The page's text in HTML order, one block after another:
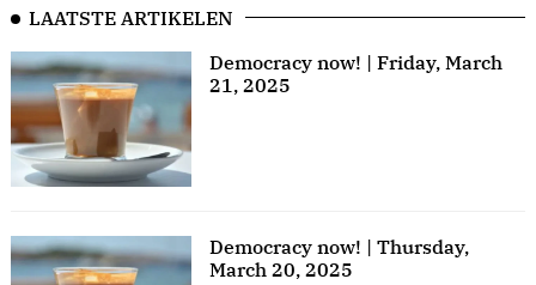
LAATSTE ARTIKELEN
Democracy now! | Friday, March
21, 2025
Democracy now! | Thursday,
March 20, 2025